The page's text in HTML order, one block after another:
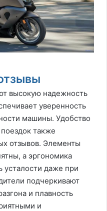
высокую надежность
уверенность
машины. Удобство
также
отзывов. Элементы
а эргономика
усталости даже при
подчеркивают
и плавность
и